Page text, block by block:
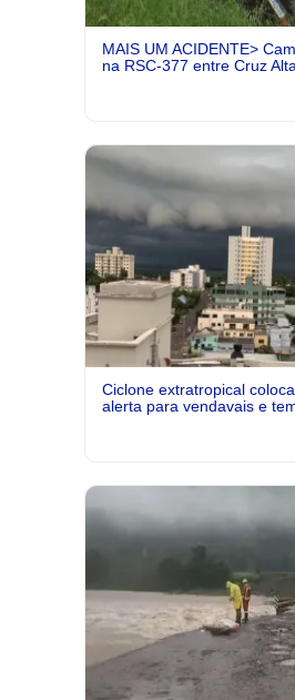
MAIS UM ACIDENTE>
na RSC-377 entre Cruz
Ciclone extratropical
alerta para vendavais e